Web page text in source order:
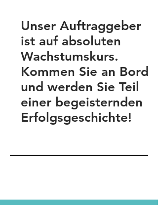
Unser Auftraggeber
ist auf absoluten
Wachstumskurs.
Kommen Sie an Bord
und werden Sie Teil
einer begeisternden
Erfolgsgeschichte!